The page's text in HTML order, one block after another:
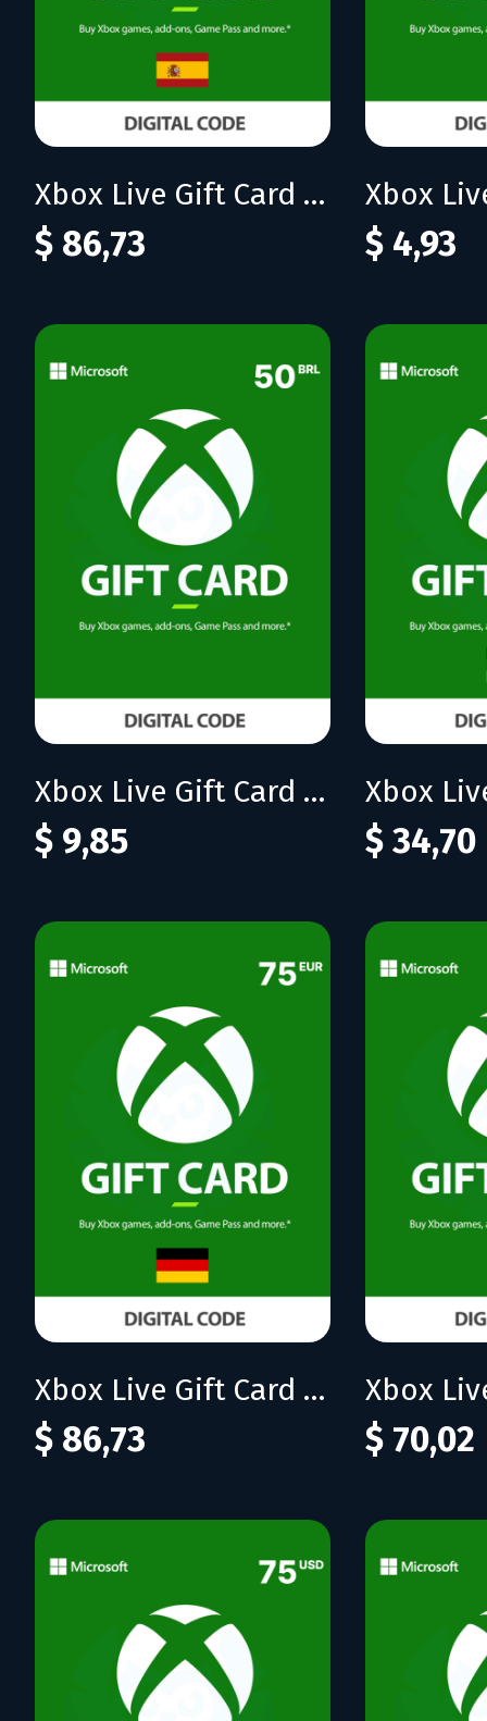
Xbox Live Gift Card 75 EUR (ES)
$ 86,73 $ 4,93
Xbox Live Gift Card 50 BRL (BR)
$ 9,85 $ 34,70
Xbox Live Gift Card 75 EUR (DE)
$ 86,73 $ 70,02